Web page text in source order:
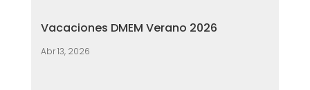
Vacaciones DMEM Verano 2026
Abr 13, 2026